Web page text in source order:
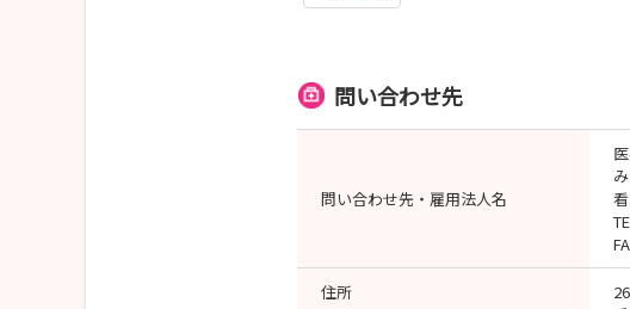
問い合わせ先
問い合わせ先・雇用法人名
住所